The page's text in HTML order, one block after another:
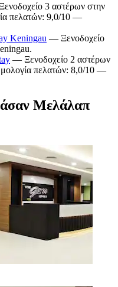
3 αστέρων στην
πελατών: 9,0/10 —
Keningau — Ξενοδοχείο
— Ξενοδοχείο 2 αστέρων
πελατών: 8,0/10 —
Μελάλαπ